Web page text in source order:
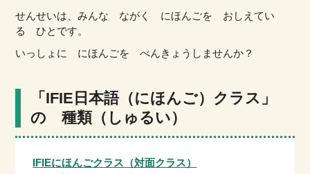
せんせいは、みんな ながく にほんごを おしえてい
る ひとです。
いっしょに にほんごを べんきょうしませんか？
「IFIE日本語（にほんご）クラス」
の 種類（しゅるい）
IFIEにほんごクラス（対面クラス）